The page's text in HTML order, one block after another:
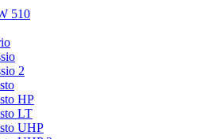
510
2
HP
LT
UHP